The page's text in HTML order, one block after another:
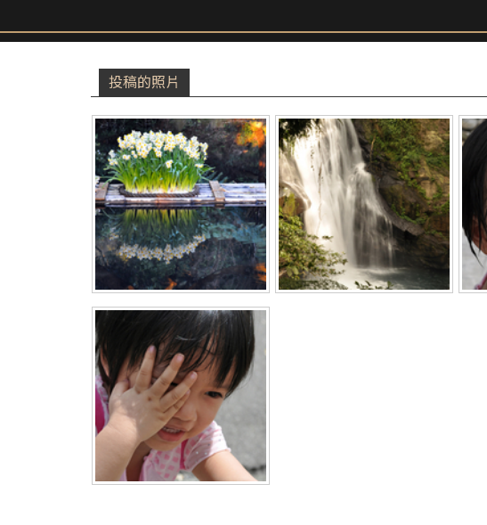
投稿的照片